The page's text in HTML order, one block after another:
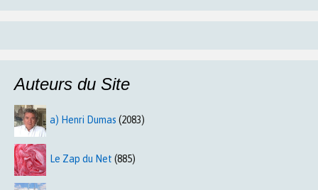
Auteurs du Site
a) Henri Dumas (2083)
Le Zap du Net (885)